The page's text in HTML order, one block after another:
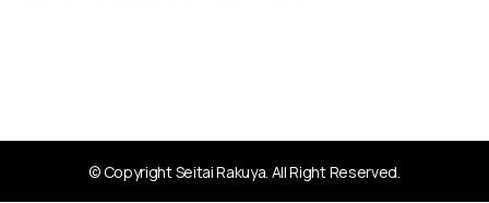
© Copyright Seitai Rakuya. All Right Reserved.